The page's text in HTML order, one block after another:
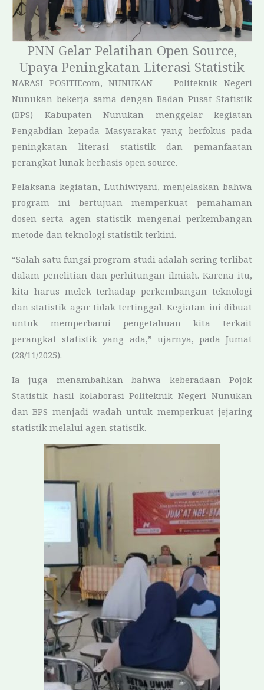
PNN Gelar Pelatihan Open Source,
Upaya Peningkatan Literasi Statistik
NARASI POSITIF.com, NUNUKAN — Politeknik Negeri
Nunukan bekerja sama dengan Badan Pusat Statistik
(BPS) Kabupaten Nunukan menggelar kegiatan
Pengabdian kepada Masyarakat yang berfokus pada
peningkatan literasi statistik dan pemanfaatan
perangkat lunak berbasis open source.
Pelaksana kegiatan, Luthiwiyani, menjelaskan bahwa
program ini bertujuan memperkuat pemahaman
dosen serta agen statistik mengenai perkembangan
metode dan teknologi statistik terkini.
“Salah satu fungsi program studi adalah sering terlibat
dalam penelitian dan perhitungan ilmiah. Karena itu,
kita harus melek terhadap perkembangan teknologi
dan statistik agar tidak tertinggal. Kegiatan ini dibuat
untuk memperbarui pengetahuan kita terkait
perangkat statistik yang ada,” ujarnya, pada Jumat
(28/11/2025).
Ia juga menambahkan bahwa keberadaan Pojok
Statistik hasil kolaborasi Politeknik Negeri Nunukan
dan BPS menjadi wadah untuk memperkuat jejaring
statistik melalui agen statistik.